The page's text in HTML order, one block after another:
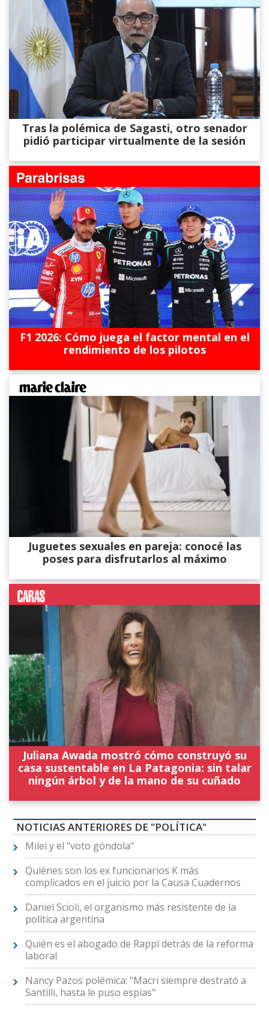
Tras la polémica de Sagasti, otro senador
pidió participar virtualmente de la sesión
F1 2026: Cómo juega el factor mental en el
rendimiento de los pilotos
Juguetes sexuales en pareja: conocé las
poses para disfrutarlos al máximo
Juliana Awada mostró cómo construyó su
casa sustentable en La Patagonia: sin talar
ningún árbol y de la mano de su cuñado
NOTICIAS ANTERIORES DE "POLÍTICA"
Milei y el "voto góndola"
Quiénes son los ex funcionarios K más
complicados en el juicio por la Causa Cuadernos
Daniel Scioli, el organismo más resistente de la
política argentina
Quién es el abogado de Rappi detrás de la reforma
laboral
Nancy Pazos polémica: "Macri siempre destrató a
Santilli, hasta le puso espías"